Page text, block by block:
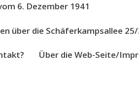
6. Dezember 1941
über die Schäferkampsallee 25/
Über die Web-Seite/